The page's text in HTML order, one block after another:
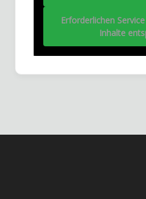
Erforderlichen
Inhalte